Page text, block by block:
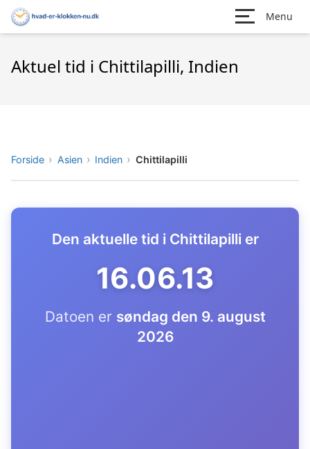
Menu
Aktuel tid i Chittilapilli, Indien
Forside Asien Indien Chittilapilli
Den aktuelle tid i Chittilapilli er
16.06.14
Datoen er søndag den 9. august
2026